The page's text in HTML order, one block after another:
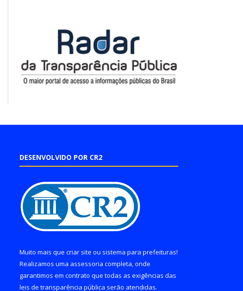
DESENVOLVIDO POR CR2
Muito mais que criar site ou sistema para prefeituras!
Realizamos uma assessoria completa, onde
garantimos em contrato que todas as exigências das
leis de transparência pública serão atendidas.